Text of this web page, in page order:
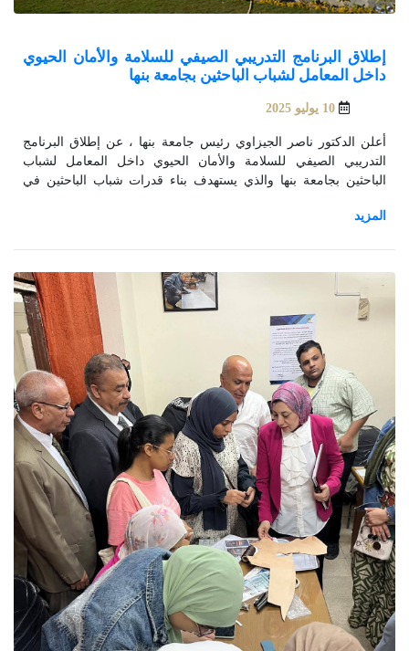
إطلاق البرنامج التدريبي الصيفي للسلامة والأمان الحيوي
داخل المعامل لشباب الباحثين بجامعة بنها
10 يوليو 2025
أعلن الدكتور ناصر الجيزاوي رئيس جامعة بنها ، عن إطلاق البرنامج
التدريبي الصيفي للسلامة والأمان الحيوي داخل المعامل لشباب
الباحثين بجامعة بنها والذي يستهدف بناء قدرات شباب الباحثين في